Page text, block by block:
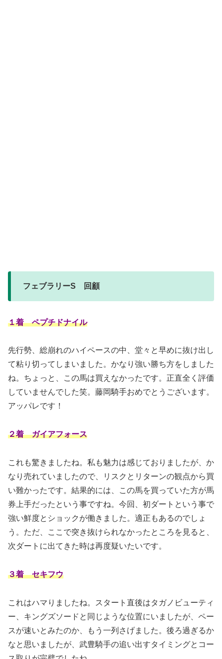
フェブラリーS 回顧
１着 ペプチドナイル
先行勢、総崩れのハイペースの中、堂々と早めに抜け出し
て粘り切ってしまいました。かなり強い勝ち方をしました
ね。ちょっと、この馬は買えなかったです。正直全く評価
していませんでした笑。藤岡騎手おめでとうございます。
アッパレです！
２着 ガイアフォース
これも驚きましたね。私も魅力は感じておりましたが、か
なり売れていましたので、リスクとリターンの観点から買
い難かったです。結果的には、この馬を買っていた方が馬
券上手だったという事ですね。今回、初ダートという事で
強い鮮度とショックが働きました。適正もあるのでしょ
う。ただ、ここで突き抜けられなかったところを見ると、
次ダートに出てきた時は再度疑いたいです。
３着 セキフウ
これはハマりましたね。スタート直後はタガノビューティ
ー、キングズソードと同じような位置にいましたが、ペー
スが速いとみたのか、もう一列さげました。後ろ過ぎるか
なと思いましたが、武豊騎手の追い出すタイミングとコー